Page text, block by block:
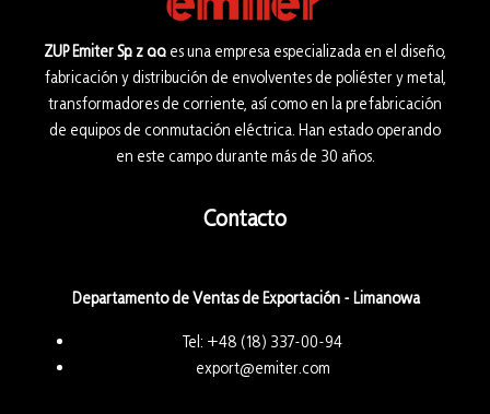
ZUP Emiter Sp. z o.o. es una empresa especializada en el diseño,
fabricación y distribución de envolventes de poliéster y metal,
transformadores de corriente, así como en la prefabricación
de equipos de conmutación eléctrica. Han estado operando
en este campo durante más de 30 años.
Contacto
Departamento de Ventas de Exportación - Limanowa
Tel: +48 (18) 337-00-94
export@emiter.com